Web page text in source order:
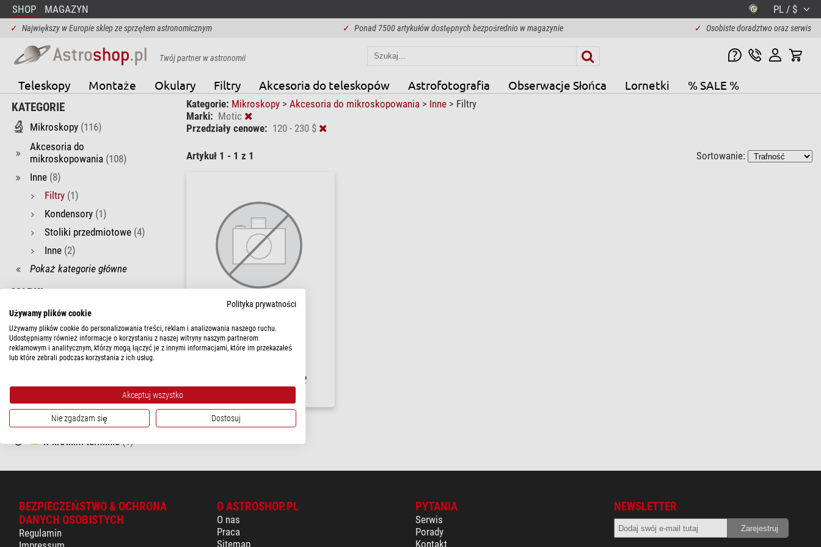
SHOP MAGAZYN PL / $
✓ Największy w Europie sklep ze sprzętem astronomicznym ✓ Ponad 7500 artykułów dostępnych bezpośrednio w magazynie ✓ Osobiste doradztwo oraz serwis
Twój partner w astronomii
Teleskopy Montaże Okulary Filtry Akcesoria do teleskopów Astrofotografia Obserwacje Słońca Lornetki % SALE %
KATEGORIE
Mikroskopy (116)
Akcesoria do
mikroskopowania (108)
Inne (8)
Filtry (1)
Kondensory (1)
Stoliki przedmiotowe (4)
Inne (2)
Pokaż kategorie główne
MARKI
Motic (1)
CENA
120 - 230 $ (1)
DOSTĘPNOŚĆ
w krótkim terminie(1)
Kategorie: Mikroskopy > Akcesoria do mikroskopowania > Inne > Filtry
Marki: Motic
Przedziały cenowe: 120 - 230 $
Artykuł 1 - 1 z 1 Sortowanie:
Motic
Filtr dydymowy (AE2000 MET)
1-2
BEZPIECZEŃSTWO & OCHRONA
DANYCH OSOBISTYCH
Regulamin
O ASTROSHOP.PL
O nas
Praca
Sitemap
PYTANIA
Serwis
Porady
Kontakt
NEWSLETTER
Polityka prywatności
Używamy plików cookie
Używamy plików cookie do personalizowania treści, reklam i analizowania naszego ruchu.
Udostępniamy również informacje o korzystaniu z naszej witryny naszym partnerom
reklamowym i analitycznym, którzy mogą łączyć je z innymi informacjami, które im przekazałeś
lub które zebrali podczas korzystania z ich usług.
Akceptuj wszystko
Nie zgadzam się Dostosuj